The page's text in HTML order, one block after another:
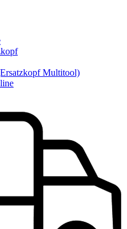
Multitool)